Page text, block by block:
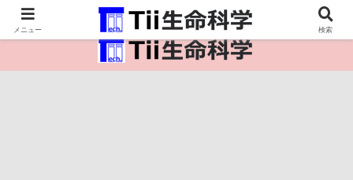
医療保健・生命・生物の情報インフラ。
メニュー 検索